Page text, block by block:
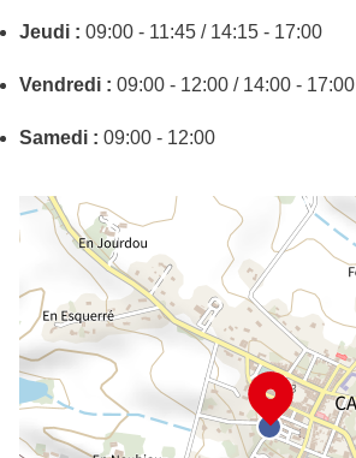
Jeudi : 09:00 - 11:45 / 14:15 - 17:00
Vendredi : 09:00 - 12:00 / 14:00 - 17:00
Samedi : 09:00 - 12:00